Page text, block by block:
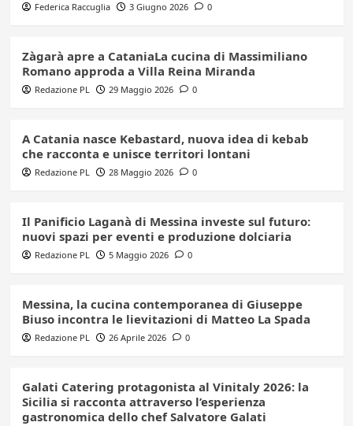
Federica Raccuglia 3 Giugno 2026 0
Zàgarà apre a CataniaLa cucina di Massimiliano
Romano approda a Villa Reina Miranda
Redazione PL 29 Maggio 2026 0
A Catania nasce Kebastard, nuova idea di kebab
che racconta e unisce territori lontani
Redazione PL 28 Maggio 2026 0
Il Panificio Laganà di Messina investe sul futuro:
nuovi spazi per eventi e produzione dolciaria
Redazione PL 5 Maggio 2026 0
Messina, la cucina contemporanea di Giuseppe
Biuso incontra le lievitazioni di Matteo La Spada
Redazione PL 26 Aprile 2026 0
Galati Catering protagonista al Vinitaly 2026: la
Sicilia si racconta attraverso l’esperienza
gastronomica dello chef Salvatore Galati